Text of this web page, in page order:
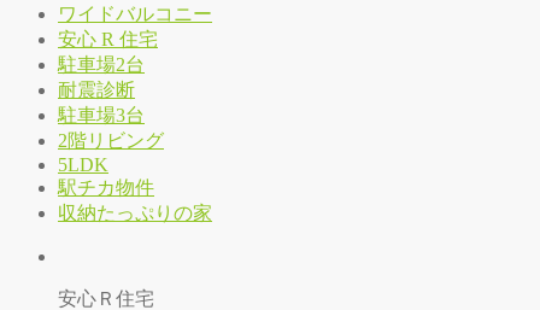
ワイドバルコニー
安心 R 住宅
駐車場2台
耐震診断
駐車場3台
2階リビング
5LDK
駅チカ物件
収納たっぷりの家
安心Ｒ住宅